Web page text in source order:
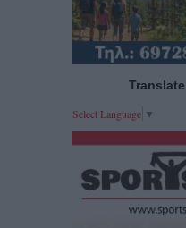
Translate
Select Language ▼